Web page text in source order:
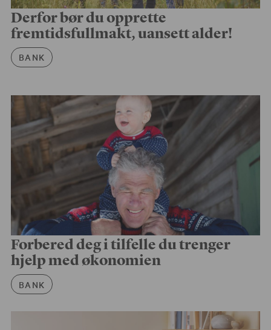
Derfor bør du opprette
fremtidsfullmakt, uansett alder!
BANK Artikkelkategori
Forbered deg i tilfelle du trenger
hjelp med økonomien
BANK Artikkelkategori